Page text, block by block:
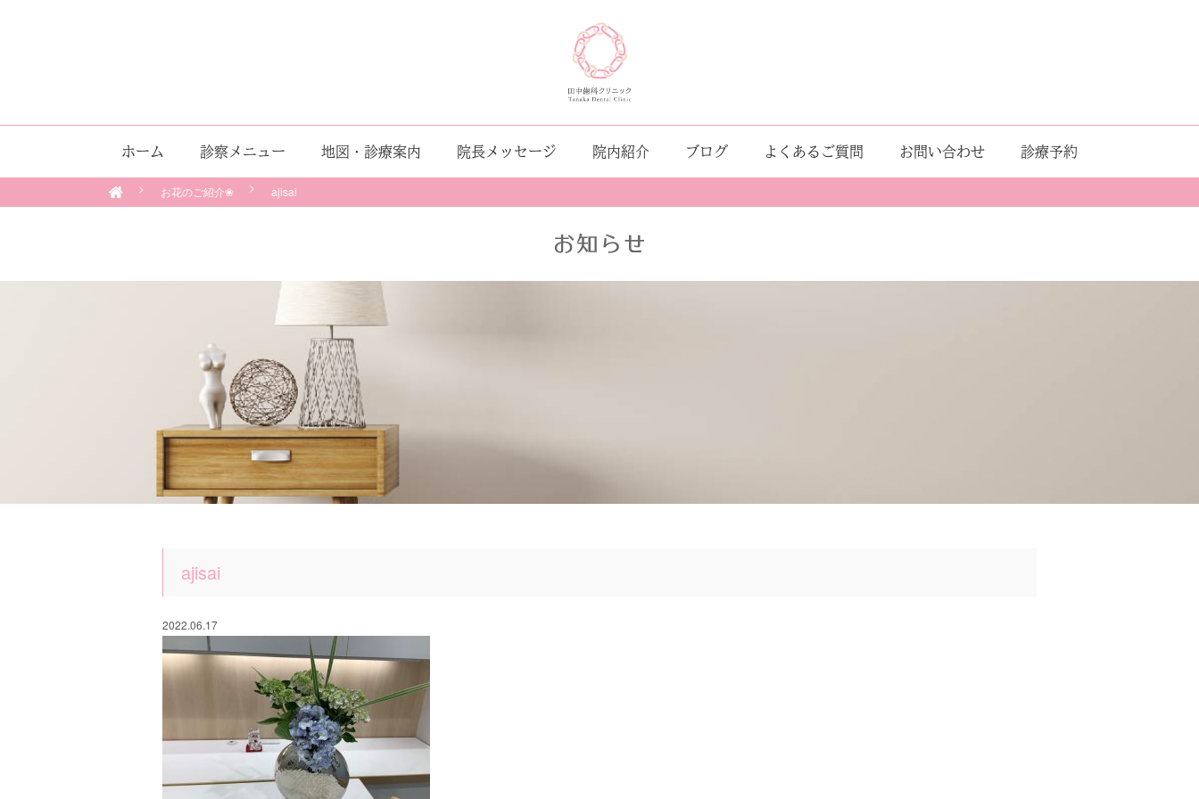
ホーム 診察メニュー 地図・診療案内 院長メッセージ 院内紹介 ブログ よくあるご質問 お問い合わせ 診療予約
お花のご紹介❀ ajisai
ajisai
2022.06.17